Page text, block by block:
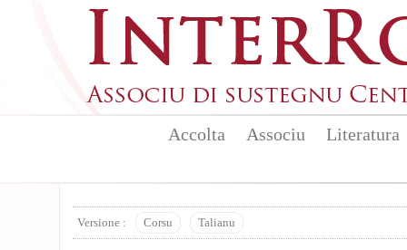
Accolta Associu Literatura
Versione : Corsu Talianu